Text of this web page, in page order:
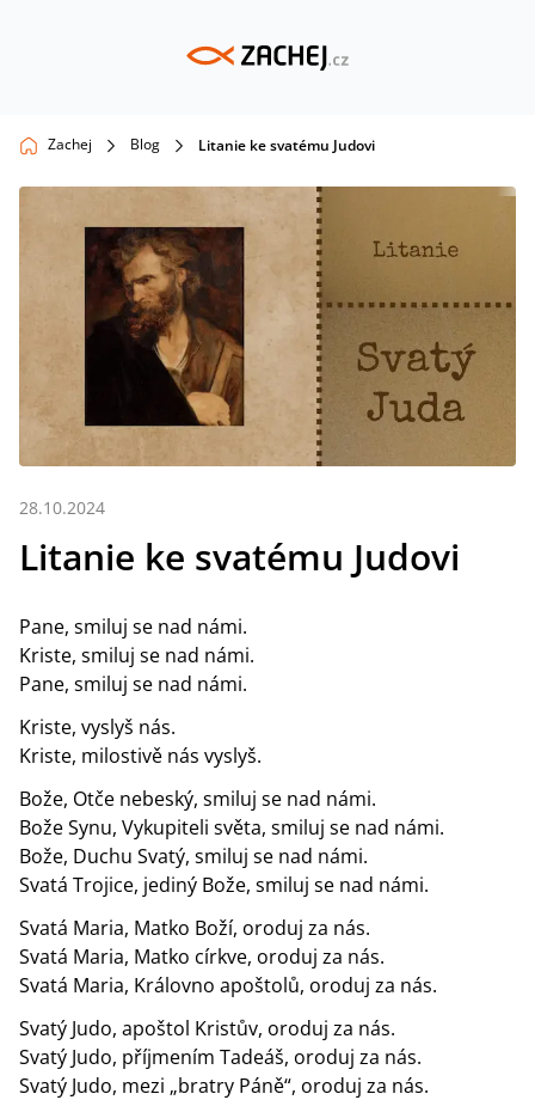
Zachej Blog Litanie ke svatému Judovi
28.10.2024
Litanie ke svatému Judovi
Pane, smiluj se nad námi.
Kriste, smiluj se nad námi.
Pane, smiluj se nad námi.
Kriste, vyslyš nás.
Kriste, milostivě nás vyslyš.
Bože, Otče nebeský, smiluj se nad námi.
Bože Synu, Vykupiteli světa, smiluj se nad námi.
Bože, Duchu Svatý, smiluj se nad námi.
Svatá Trojice, jediný Bože, smiluj se nad námi.
Svatá Maria, Matko Boží, oroduj za nás.
Svatá Maria, Matko církve, oroduj za nás.
Svatá Maria, Královno apoštolů, oroduj za nás.
Svatý Judo, apoštol Kristův, oroduj za nás.
Svatý Judo, příjmením Tadeáš, oroduj za nás.
Svatý Judo, mezi „bratry Páně“, oroduj za nás.